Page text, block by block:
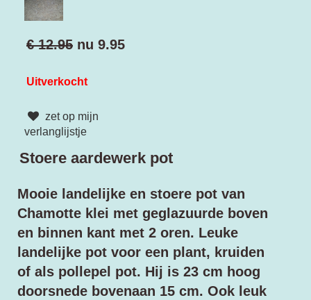
€ 12.95 nu 9.95
Uitverkocht
zet op mijn
verlanglijstje
Stoere aardewerk pot
Mooie landelijke en stoere pot van
Chamotte klei met geglazuurde boven
en binnen kant met 2 oren. Leuke
landelijke pot voor een plant, kruiden
of als pollepel pot. Hij is 23 cm hoog
doorsnede bovenaan 15 cm. Ook leuk